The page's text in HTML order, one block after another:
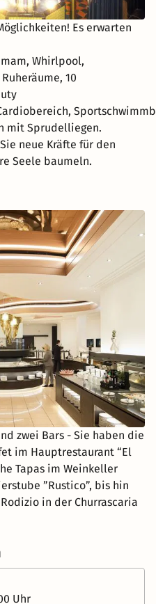
Es erwarten
Whirlpool,
10
mit Sprudelliegen.
neue Kräfte für den
Seele baumeln.
zwei Bars - Sie haben die
im Hauptrestaurant “El
Tapas im Weinkeller
”Rustico”, bis hin
in der Churrascaria
Uhr